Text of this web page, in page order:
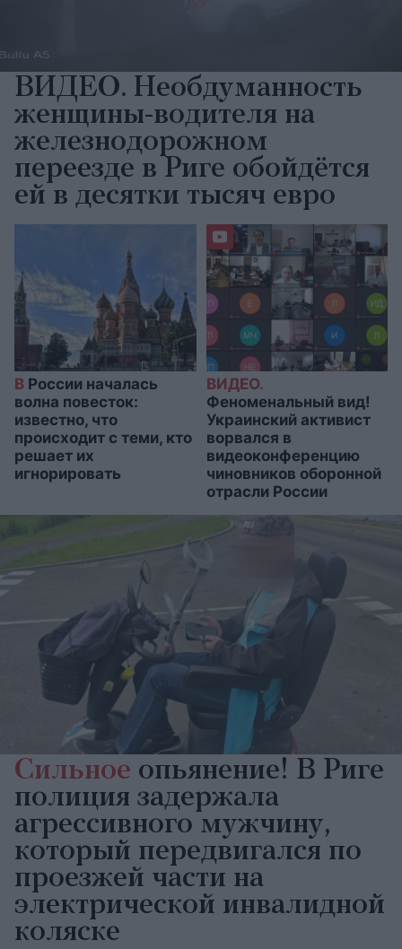
ВИДЕО. Необдуманность
женщины-водителя на
железнодорожном
переезде в Риге обойдётся
ей в десятки тысяч евро
В России началась
волна повесток:
известно, что
происходит с теми, кто
решает их
игнорировать
ВИДЕО.
Феноменальный вид!
Украинский активист
ворвался в
видеоконференцию
чиновников оборонной
отрасли России
Сильное опьянение! В Риге
полиция задержала
агрессивного мужчину,
который передвигался по
проезжей части на
электрической инвалидной
коляске